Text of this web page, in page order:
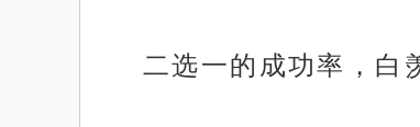
二选一的成功率，白